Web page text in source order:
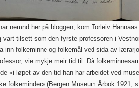
nemnd her på bloggen, kom Torleiv
vart tilsett som den fyrste professoren i
inn folkeminne og folkemål ved sida av
vie mykje meir tid til. Då
«i løpet av den tid han har arbeidet ved
folkeminder» (Bergen Museum Årbok 1921,